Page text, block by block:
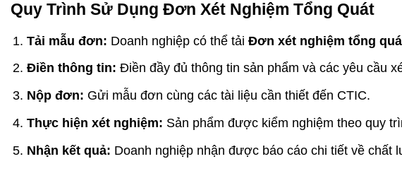
Quy Trình Sử Dụng Đơn Xét Nghiệm Tổng Quát
Tải mẫu đơn: Doanh nghiệp có thể tảiĐơn xét nghiệm tổng
Điền thông tin: Điền đầy đủ thông tin sản phẩm và các yêu cầu
Nộp đơn: Gửi mẫu đơn cùng các tài liệu cần thiết đến CTIC.
Thực hiện xét nghiệm: Sản phẩm được kiểm nghiệm theo quy
Nhận kết quả: Doanh nghiệp nhận được báo cáo chi tiết về chất